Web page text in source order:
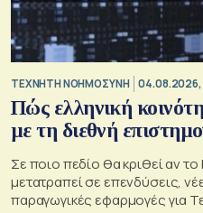
TΕΧΝΗΤΗ ΝΟΗΜΟΣΥΝΗ 04.08.2026,
Πώς ελληνική
με τη διεθνή
Σε ποιο πεδίο θα κριθεί αν
μετατραπεί σε επενδύσεις,
παραγωγικές εφαρμογές για